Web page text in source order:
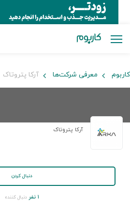
کاربوم معرفی شرکت‌ها آرکا پتروتاک
آرکا پتروتاک
دنبال کردن
۱ نفر دنبال کننده